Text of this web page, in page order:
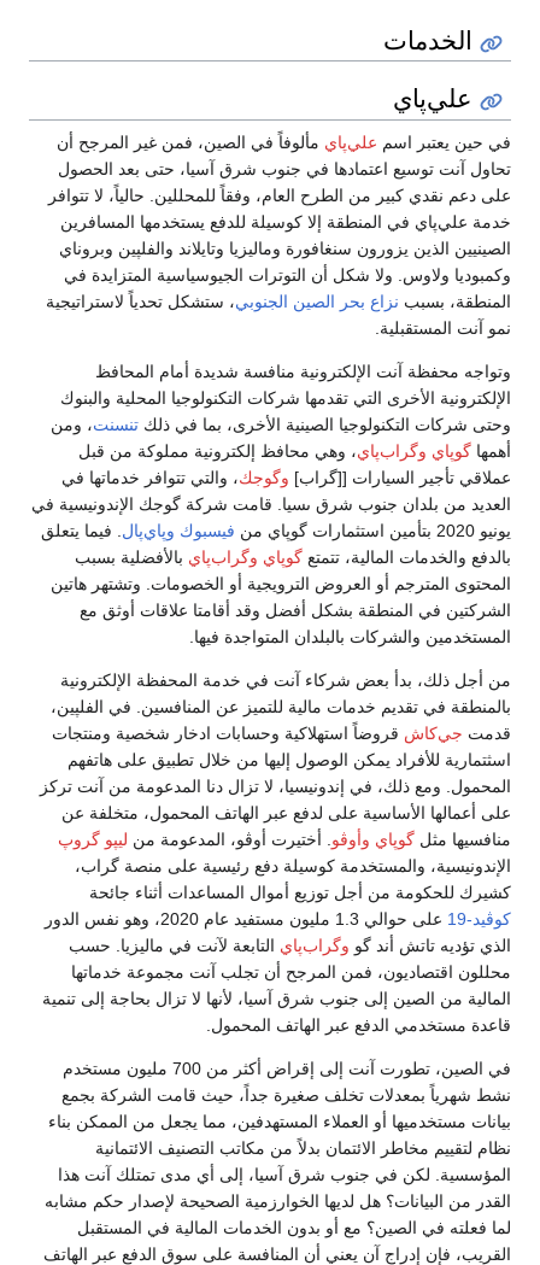
الخدمات
علي‌پاي
في حين يعتبر اسم علي‌پاي مألوفاً في الصين، فمن غير المرجح أن
تحاول آنت توسيع اعتمادها في جنوب شرق آسيا، حتى بعد الحصول
على دعم نقدي كبير من الطرح العام، وفقاً للمحللين. حالياً، لا تتوافر
خدمة علي‌پاي في المنطقة إلا كوسيلة للدفع يستخدمها المسافرين
الصينيين الذين يزورون سنغافورة وماليزيا وتايلاند والفلپين وبروناي
وكمبوديا ولاوس. ولا شكل أن التوترات الجيوسياسية المتزايدة في
المنطقة، بسبب نزاع بحر الصين الجنوبي، ستشكل تحدياً لاستراتيجية
نمو آنت المستقبلية.
وتواجه محفظة آنت الإلكترونية منافسة شديدة أمام المحافظ
الإلكترونية الأخرى التي تقدمها شركات التكنولوجيا المحلية والبنوك
وحتى شركات التكنولوجيا الصينية الأخرى، بما في ذلك تنسنت، ومن
أهمها گوپاي وگراب‌پاي، وهي محافظ إلكترونية مملوكة من قبل
عملاقي تأجير السيارات [[گراب] وگوجك، والتي تتوافر خدماتها في
العديد من بلدان جنوب شرق ىسيا. قامت شركة گوجك الإندونيسية في
يونيو 2020 بتأمين استثمارات گوپاي من
فيسبوك وپاي‌پال . فيما يتعلق
بالدفع والخدمات المالية، تتمتع گوپاي وگراب‌پاي بالأفضلية بسبب
المحتوى المترجم أو العروض الترويجية أو الخصومات. وتشتهر هاتين
الشركتين في المنطقة بشكل أفضل وقد أقامتا علاقات أوثق مع
المستخدمين والشركات بالبلدان المتواجدة فيها.
من أجل ذلك، بدأ بعض شركاء آنت في خدمة المحفظة الإلكترونية
بالمنطقة في تقديم خدمات مالية للتميز عن المنافسين. في الفلپين،
قدمت جي‌كاش قروضاً استهلاكية وحسابات ادخار شخصية ومنتجات
اسثتمارية للأفراد يمكن الوصول إليها من خلال تطبيق على هاتفهم
المحمول. ومع ذلك، في إندونيسيا، لا تزال دنا المدعومة من آنت تركز
على أعمالها الأساسية على لدفع عبر الهاتف المحمول، متخلفة عن
منافسيها مثل گوپاي وأوڤو . أختيرت أوڤو، المدعومة من ليپو گروپ
الإندونيسية، والمستخدمة كوسيلة دفع رئيسية على منصة گراب،
كشيرك للحكومة من أجل توزيع أموال المساعدات أثناء جائحة
كوڤيد-19
على حوالي 1.3 مليون مستفيد عام 2020، وهو نفس الدور
الذي تؤديه تاتش أند گو وگراب‌پاي التابعة لآنت في ماليزيا. حسب
محللون اقتصاديون، فمن المرجح أن تجلب آنت مجموعة خدماتها
المالية من الصين إلى جنوب شرق آسيا، لأنها لا تزال بحاجة إلى تنمية
قاعدة مستخدمي الدفع عبر الهاتف المحمول.
في الصين، تطورت آنت إلى إقراض أكثر من 700 مليون مستخدم
نشط شهرياً بمعدلات تخلف صغيرة جداً، حيث قامت الشركة بجمع
بيانات مستخدميها أو العملاء المستهدفين، مما يجعل من الممكن بناء
نظام لتقييم مخاطر الائتمان بدلاً من مكاتب التصنيف الائتمانية
المؤسسية. لكن في جنوب شرق آسيا، إلى أي مدى تمتلك آنت هذا
القدر من البيانات؟ هل لديها الخوارزمية الصحيحة لإصدار حكم مشابه
لما فعلته في الصين؟ مع أو بدون الخدمات المالية في المستقبل
القريب، فإن إدراج آن يعني أن المنافسة على سوق الدفع عبر الهاتف